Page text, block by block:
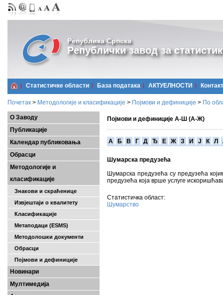
Република Српска
Републички завод за
Статистичке области Базa података АКТУЕЛНОСТИ Контакт
Почетак > Методологије и класификације > Појмови и дефиниције > По
О Заводу
Публикације
Календар публиковања
Обрасци
Методологије и
класификације
Знакови и скраћенице
Извјештаји о квалитету
Класификације
Метаподаци (ESMS)
Методолошки документи
Обрасци
Појмови и дефиниције
Новинари
Мултимедија
Појмови и дефиниције А-Ш (А-Ж)
A Б В Г Д Ђ Е Ж З И Ј К Л
Шумарска предузећа
Шумарска предузећа су предузећа
предузећа која врше услуге
Статистичка област:
Шумарство